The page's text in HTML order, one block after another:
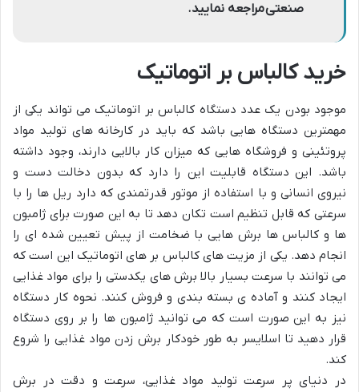
صنعتی مراجعه نمایید.
خرید کالباس بر اتوماتیک
موجود بودن یک عدد دستگاه کالباس بر اتوماتیک می تواند یکی از
مهمترین دستگاه هایی باشد که باید در کارخانه های تولید مواد
پروتئینی و فروشگاه هایی که میزان کار بالایی دارند، وجود داشته
باشد. این دستگاه قابلیت این را دارد که بدون دخالت دست و
نیروی انسانی و با استفاده از موتور قدرتمندی که دارد ریل ها را با
سرعتی که قابل تنظیم است تکان دهد تا به این صورت برای ژامبون
ها و کالباس ها برش هایی با ضخامت از پیش تعیین شده ای را
انجام دهد. یکی از مزیت های کالباس بر های اتوماتیک این است که
می توانند با سرعت بسیار بالا برش های یکدستی را برای مواد غذایی
ایجاد کنند و آماده ی بسته بندی و فروش کنند. نحوه کار دستگاه
نیز به این صورت است که می توانید ژامبون ها را بر روی دستگاه
قرار دهید تا اسلایسر به طور خودکار برش زدن مواد غذایی را شروع
کند.
در دنیای پر سرعت تولید مواد غذایی، سرعت و دقت در برش